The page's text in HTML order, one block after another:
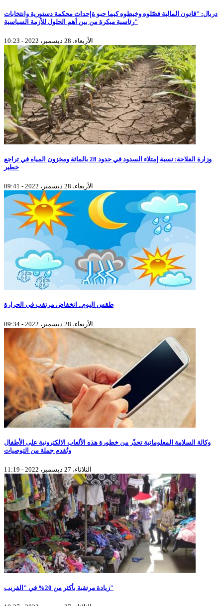
دربال: "قانون المالية فصّلوه وخيطوه كيما حبو ةإحداث محكمة دستورية وانتخابات
رئاسية مبكرة من بين أهم الحلول للأزمة السياسية"
الأربعاء، 28 ديسمبر، 2022 - 10:23
وزارة الفلاحة: نسبة إمتلاء السدود في حدود 28 بالمائة ومخزون المياه في تراجع
خطير
الأربعاء، 28 ديسمبر، 2022 - 09:41
طقس اليوم.. انخفاض مرتقب في الحرارة
الأربعاء، 28 ديسمبر، 2022 - 09:34
وكالة السلامة المعلوماتية تحذّر من خطورة هذه الألعاب الالكترونية على الأطفال
وتُقدم جملة من التوصيات
الثلاثاء، 27 ديسمبر، 2022 - 11:19
زيادة مرتقبة بأكثر من 20% في "الفريب"